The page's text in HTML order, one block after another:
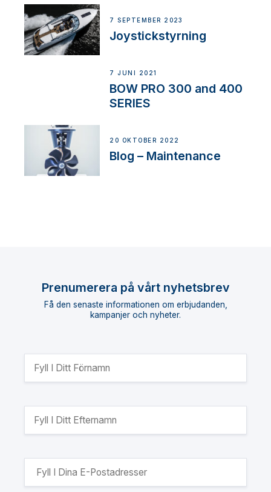
7 SEPTEMBER 2023
Joystickstyrning
7 JUNI 2021
BOW PRO 300 and 400
SERIES
20 OKTOBER 2022
Blog – Maintenance
Prenumerera på vårt nyhetsbrev
Få den senaste informationen om erbjudanden,
kampanjer och nyheter.